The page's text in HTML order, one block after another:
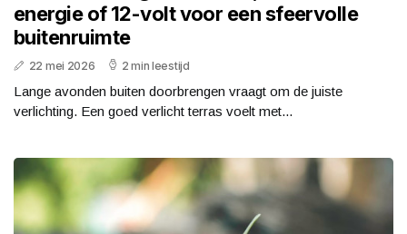
energie of 12-volt voor een sfeervolle
buitenruimte
22 mei 2026 2 min leestijd
Lange avonden buiten doorbrengen vraagt om de juiste
verlichting. Een goed verlicht terras voelt met...